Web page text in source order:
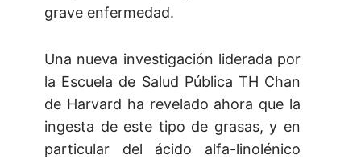
grave enfermedad.
Una nueva investigación liderada por
la Escuela de Salud Pública TH Chan
de Harvard ha revelado ahora que la
ingesta de este tipo de grasas, y en
particular del ácido alfa-linolénico